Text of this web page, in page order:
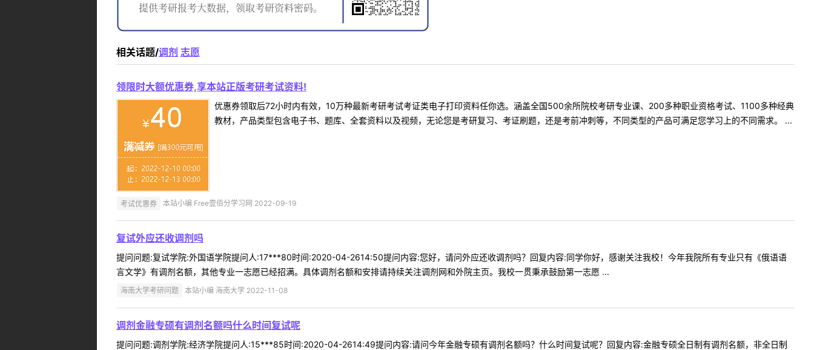
相关话题/调剂 志愿
领限时大额优惠券,享本站正版考研考试资料!
优惠券领取后72小时内有效，10万种最新考研考试考证类电子打印资料任你选。涵盖全国500余所院校考研专业课、200多种职业资格考试、1100多种经典
教材，产品类型包含电子书、题库、全套资料以及视频，无论您是考研复习、考证刷题，还是考前冲刺等，不同类型的产品可满足您学习上的不同需求。 ...
考试优惠券 本站小编 Free壹佰分学习网 2022-09-19
复试外应还收调剂吗
提问问题:复试学院:外国语学院提问人:17***80时间:2020-04-2614:50提问内容:您好，请问外应还收调剂吗？回复内容:同学你好，感谢关注我校！今年我院所有专业只有《俄语语
言文学》有调剂名额，其他专业一志愿已经招满。具体调剂名额和安排请持续关注调剂网和外院主页。我校一贯秉承鼓励第一志愿 ...
海南大学考研问题 本站小编 海南大学 2022-11-08
调剂金融专硕有调剂名额吗什么时间复试呢
提问问题:调剂学院:经济学院提问人:15***85时间:2020-04-2614:49提问内容:请问今年金融专硕有调剂名额吗？什么时间复试呢？回复内容:金融专硕全日制有调剂名额，非全日制